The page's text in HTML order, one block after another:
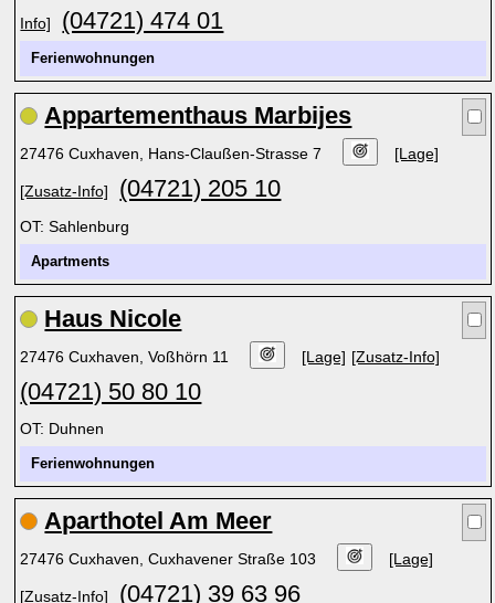
Info] (04721) 474 01
Ferienwohnungen
Appartementhaus Marbijes
27476 Cuxhaven, Hans-Claußen-Strasse 7 [Lage]
[Zusatz-Info] (04721) 205 10
OT: Sahlenburg
Apartments
Haus Nicole
27476 Cuxhaven, Voßhörn 11 [Lage] [Zusatz-Info]
(04721) 50 80 10
OT: Duhnen
Ferienwohnungen
Aparthotel Am Meer
27476 Cuxhaven, Cuxhavener Straße 103 [Lage]
[Zusatz-Info] (04721) 39 63 96